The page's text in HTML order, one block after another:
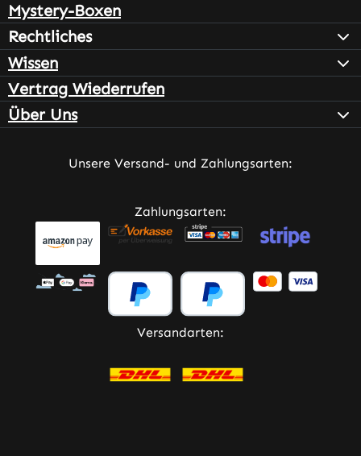
Mystery-Boxen
Rechtliches
Wissen
Vertrag Wiederrufen
Über Uns
Unsere Versand- und Zahlungsarten:
Zahlungsarten:
Versandarten: